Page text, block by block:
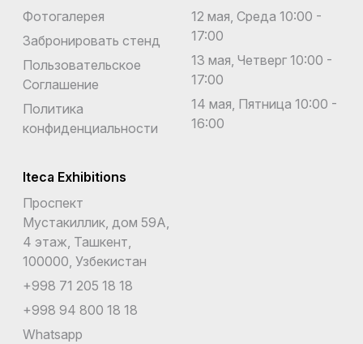
Фотогалерея
Забронировать стенд
Пользовательское
Соглашение
Политика
конфиденциальности
12 мая, Среда 10:00 -
17:00
13 мая, Четверг 10:00 -
17:00
14 мая, Пятница 10:00 -
16:00
Iteca Exhibitions
Проспект
Мустакиллик, дом 59А,
4 этаж, Ташкент,
100000, Узбекистан
+998 71 205 18 18
+998 94 800 18 18
Whatsapp